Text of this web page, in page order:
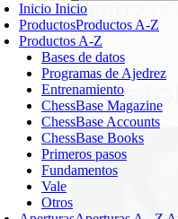
Inicio Inicio
ProductosProductos A-Z
Productos A-Z
Bases de datos
Programas de Ajedrez
Entrenamiento
ChessBase Magazine
ChessBase Accounts
ChessBase Books
Primeros pasos
Fundamentos
Vale
Otros